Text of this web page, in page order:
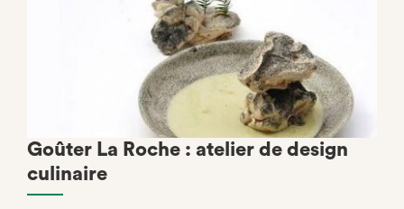
Goûter La Roche : atelier de design
culinaire